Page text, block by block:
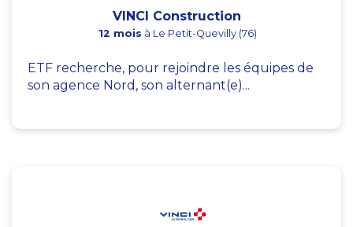
VINCI Construction
12 mois à Le Petit-Quevilly (76)
ETF recherche, pour rejoindre les équipes de
son agence Nord, son alternant(e)...